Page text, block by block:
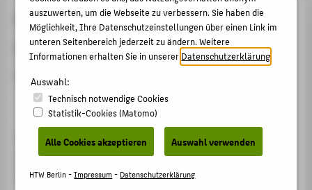
EFFECTIVENESS OF AN RbF-PDT IN
DEPENDENCE OF THE CGI OF THE
CIGS ABSORBER LAYER
Veranstaltungsbeitrag › Posterpräsentation › 2019
Veranstaltung
IW-CIGSTech 10
Paris, France, 23.05.2019 - 24.05.2019
CAMPUS
STUDIUM
LEHRE
KARRIERE
INTERNATIONAL
INFORMATIONEN FÜR
auszuwerten, um die Webseite zu verbessern. Sie haben die
Möglichkeit, Ihre Datenschutzeinstellungen über einen Link im
unteren Seitenbereich jederzeit zu ändern. Weitere
Informationen erhalten Sie in unsererDatenschutzerklärung
Auswahl:
Technisch notwendige Cookies
Statistik-Cookies (Matomo)
Alle Cookies akzeptieren Auswahl verwenden
HTW Berlin -Impressum- Datenschutzerklärung